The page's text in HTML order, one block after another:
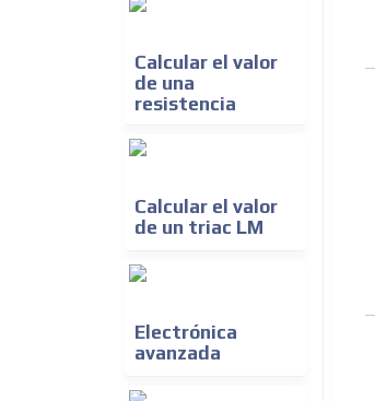
Calcular el valor
de una
resistencia
Calcular el valor
de un triac LM
Electrónica
avanzada